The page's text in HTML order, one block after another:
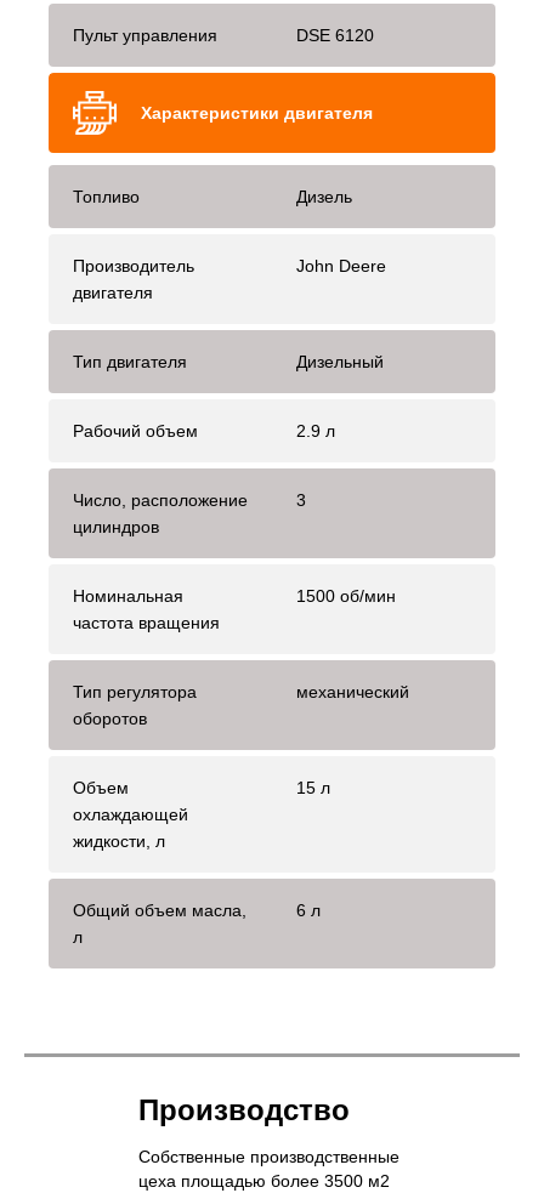
Пульт управления DSE 6120
Характеристики двигателя
Топливо Дизель
Производитель
двигателя
John Deere
Тип двигателя Дизельный
Рабочий объем 2.9 л
Число, расположение
цилиндров
3
Номинальная
частота вращения
1500 об/мин
Тип регулятора
оборотов
механический
Объем
охлаждающей
жидкости, л
15 л
Общий объем масла,
л
6 л
Производство
Собственные производственные
цеха площадью более 3500 м2